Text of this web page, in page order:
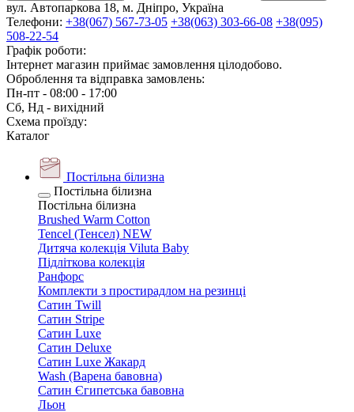
вул. Автопаркова 18, м. Дніпро, Україна
Телефони: +38(067) 567-73-05 +38(063) 303-66-08 +38(095)
508-22-54
Графік роботи:
Інтернет магазин приймає замовлення цілодобово.
Оброблення та відправка замовлень:
Пн-пт - 08:00 - 17:00
Сб, Нд - вихідний
Схема проїзду:
Каталог
Постільна білизна
Постільна білизна
Постільна білизна
Brushed Warm Cotton
Tencel (Тенсел) NEW
Дитяча колекція Viluta Baby
Підліткова колекція
Ранфорс
Комплекти з простирадлом на резинці
Сатин Twill
Сатин Stripe
Сатин Luxe
Сатин Deluxe
Сатин Luxe Жакард
Wash (Варена бавовна)
Сатин Єгипетська бавовна
Льон